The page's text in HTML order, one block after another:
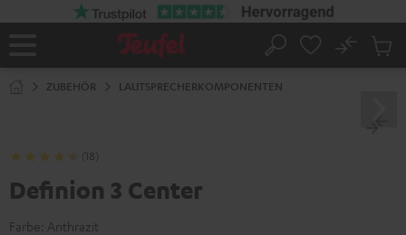
Startseite
Suche
No
ZUBEHÖR LAUTSPRECHERKOMPONENTEN
(18)
Definion 3 Center
Farbe: Anthrazit